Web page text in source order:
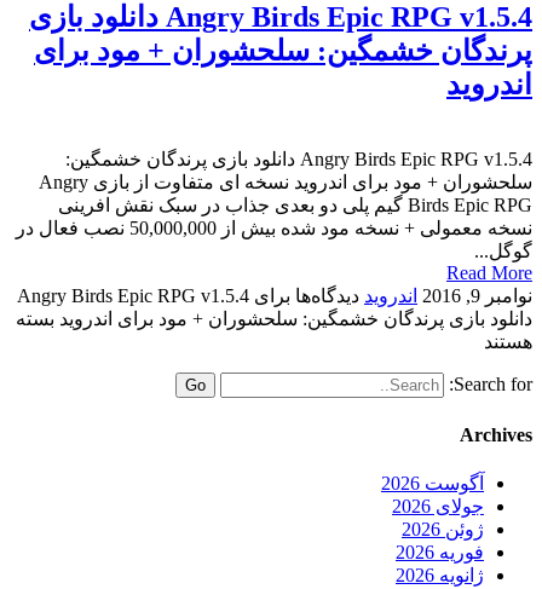
Angry Birds Epic RPG v1.5.4 دانلود بازی
پرندگان خشمگین: سلحشوران + مود برای
اندروید
Angry Birds Epic RPG v1.5.4 دانلود بازی پرندگان خشمگین:
سلحشوران + مود برای اندروید نسخه ای متفاوت از بازی Angry
Birds Epic RPG گیم پلی دو بعدی جذاب در سبک نقش افرینی
نسخه معمولی + نسخه مود شده بیش از 50,000,000 نصب فعال در
گوگل...
Read More
نوامبر 9, 2016
اندروید دیدگاه‌ها
برای Angry Birds Epic RPG v1.5.4
دانلود بازی پرندگان خشمگین: سلحشوران + مود برای اندروید بسته
هستند
Search for:
Archives
آگوست 2026
جولای 2026
ژوئن 2026
فوریه 2026
ژانویه 2026